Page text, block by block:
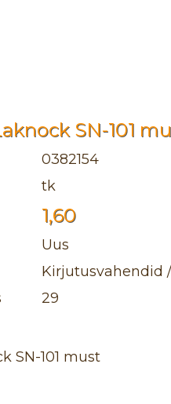
SN-101
0382154
tk
1,60
Uus
Kirjutusvahendid
29
SN-101 must